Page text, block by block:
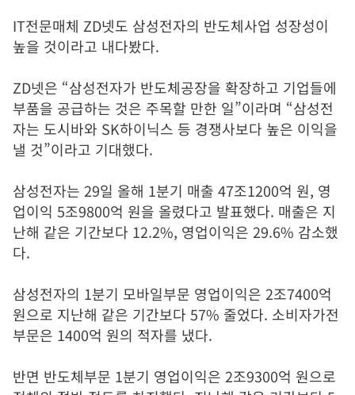
IT전문매체 ZD넷도 삼성전자의 반도체사업 성장성이
높을 것이라고 내다봤다.
ZD넷은 “삼성전자가 반도체공장을 확장하고 기업들에
부품을 공급하는 것은 주목할 만한 일”이라며 “삼성전
자는 도시바와 SK하이닉스 등 경쟁사보다 높은 이익을
낼 것”이라고 기대했다.
삼성전자는 29일 올해 1분기 매출 47조1200억 원, 영
업이익 5조9800억 원을 올렸다고 발표했다. 매출은 지
난해 같은 기간보다 12.2%, 영업이익은 29.6% 감소했
다.
삼성전자의 1분기 모바일부문 영업이익은 2조7400억
원으로 지난해 같은 기간보다 57% 줄었다. 소비자가전
부문은 1400억 원의 적자를 냈다.
반면 반도체부문 1분기 영업이익은 2조9300억 원으로